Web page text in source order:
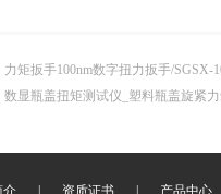
力矩扳手100nm数字扭力扳手/SGSX-
数显瓶盖扭矩测试仪_塑料瓶盖旋紧
介 资质证书 产品中心